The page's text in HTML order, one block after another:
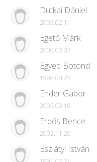
Dutkai Dániel
2003.02.11
Égető Márk
2000.03.07
Egyed Botond
1998.04.25
Ender Gábor
2005.09.18
Erdős Bence
2002.11.20
Eszlátyi István